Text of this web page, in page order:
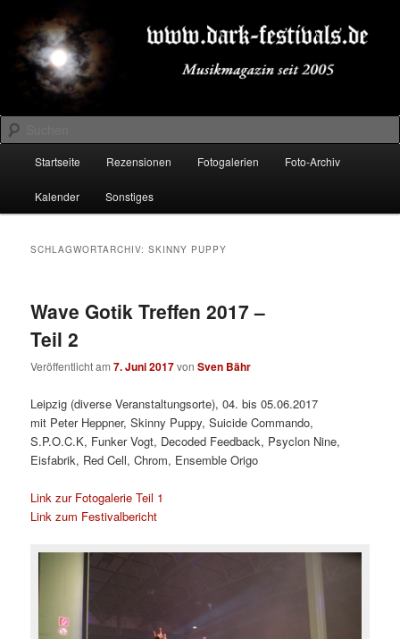
primären
Inhalt
springen
sekundären
Inhalt
springenDARK-FESTIVALS.DE
Suchen
Startseite Rezensionen Fotogalerien Foto-Archiv
Kalender Sonstiges
SCHLAGWORTARCHIV:SKINNY PUPPY
Wave Gotik Treffen 2017 –
Teil 2
Veröffentlicht am7. Juni 2017vonSven Bähr
Leipzig (diverse Veranstaltungsorte), 04. bis 05.06.2017
mit Peter Heppner, Skinny Puppy, Suicide Commando,
S.P.O.C.K, Funker Vogt, Decoded Feedback, Psyclon Nine,
Eisfabrik, Red Cell, Chrom, Ensemble Origo
Link zur Fotogalerie Teil 1
Link zum Festivalbericht